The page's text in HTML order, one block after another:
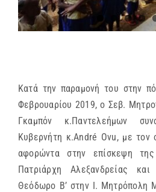
Κατά την παραμονή του στην
Φεβρουαρίου 2019, ο Σεβ.
Γκαμπόν κ.Παντελεήμων
Κυβερνήτη κ.André Ovu, με τον
αφορώντα στην επίσκεψη
Πατριάρχη Αλεξανδρείας
Θεόδωρο Β’ στην Ι. Μητρόπολη